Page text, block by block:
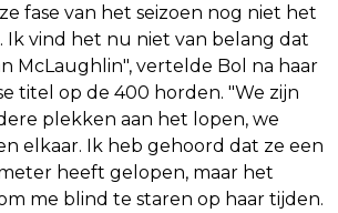
fase van het seizoen nog niet het
Ik vind het nu niet van belang dat
McLaughlin", vertelde Bol na haar
titel op de 400 horden. "We zijn
plekken aan het lopen, we
elkaar. Ik heb gehoord dat ze een
heeft gelopen, maar het
me blind te staren op haar tijden.